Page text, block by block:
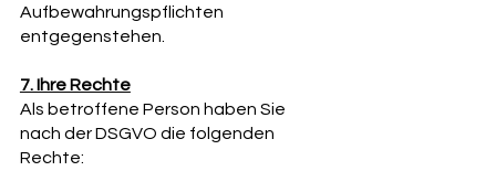
Aufbewahrungspflichten
entgegenstehen.
7. Ihre Rechte
Als betroffene Person haben Sie
nach der DSGVO die folgenden
Rechte: